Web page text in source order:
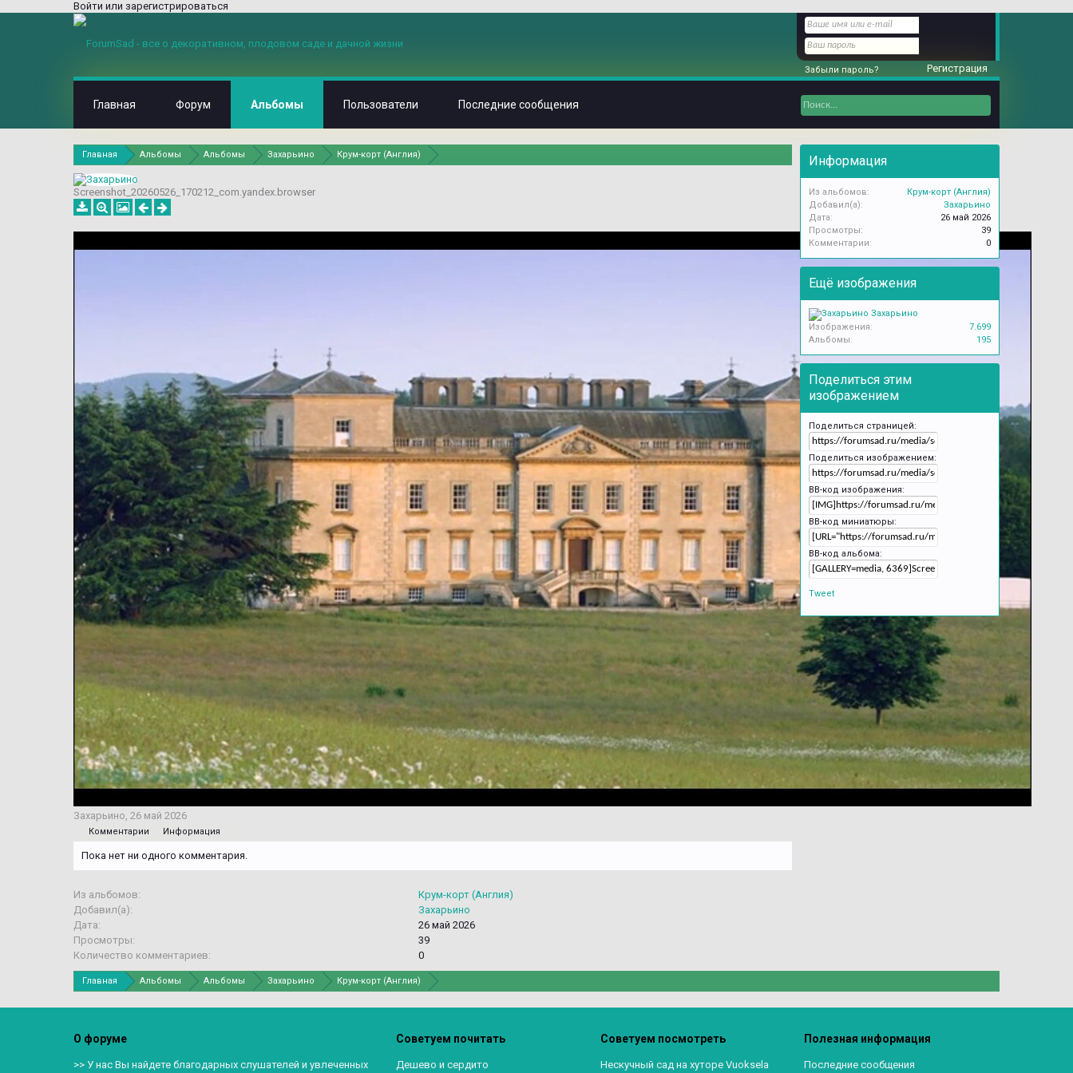
Войти или зарегистрироваться
Главная Альбомы Альбомы Захарьино Крум-корт (Англия)
Screenshot_20260526_170212_com.yandex.browser
Захарьино, 26 май 2026
Комментарии Информация
Пока нет ни одного комментария.
Из альбомов:
Крум-корт (Англия)
Добавил(а):
Захарьино
Дата:
26 май 2026
Просмотры:
39
Количество комментариев:
0
Информация
Из альбомов:
Крум-корт (Англия)
Добавил(а):
Захарьино
Дата:
26 май 2026
Просмотры:
39
Комментарии:
0
Ещё изображения
Захарьино
Изображения:
7.699
Альбомы:
195
Поделиться этим
изображением
Поделиться страницей:
Поделиться изображением:
BB-код изображения:
BB-код миниатюры:
BB-код альбома:
Tweet
Главная Альбомы Альбомы Захарьино Крум-корт (Англия)
Забыли пароль? Регистрация
Главная Форум Альбомы Пользователи Последние сообщения
О форуме
>> У нас Вы найдете благодарных слушателей и увлеченных
Советуем почитать
Дешево и сердито
Советуем посмотреть
Нескучный сад на хуторе Vuoksela
Полезная информация
Последние сообщения